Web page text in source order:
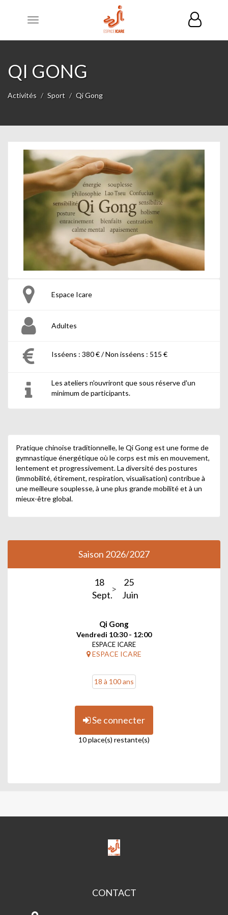
Toggle
QI GONG
Activités Sport Qi Gong
Espace Icare
Adultes
Isséens : 380 € / Non isséens : 515 €
Les ateliers n'ouvriront que sous réserve d'un
minimum de participants.
Pratique chinoise traditionnelle, le Qi Gong est une forme de
gymnastique énergétique où le corps est mis en mouvement,
lentement et progressivement. La diversité des postures
(immobilité, étirement, respiration, visualisation) contribue à
une meilleure souplesse, à une plus grande mobilité et à un
mieux-être global.
Saison 2026/2027
18
Sept.
25
Juin
Qi Gong
Vendredi 10:30 - 12:00
ESPACE ICARE
ESPACE ICARE
18 à 100 ans
Se connecter
10 place(s) restante(s)
ESPACE
ICARE-
CONTACT